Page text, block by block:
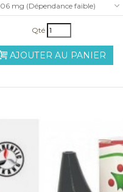
06 mg (Dépendance faible)
Qté
AJOUTER AU PANIER